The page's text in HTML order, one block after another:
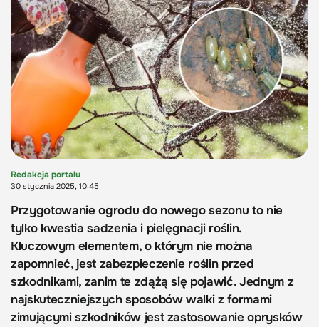
Redakcja portalu
30 stycznia 2025, 10:45
Przygotowanie ogrodu do nowego sezonu to nie
tylko kwestia sadzenia i pielęgnacji roślin.
Kluczowym elementem, o którym nie można
zapomnieć, jest zabezpieczenie roślin przed
szkodnikami, zanim te zdążą się pojawić. Jednym z
najskuteczniejszych sposobów walki z formami
zimującymi szkodników jest zastosowanie oprysków